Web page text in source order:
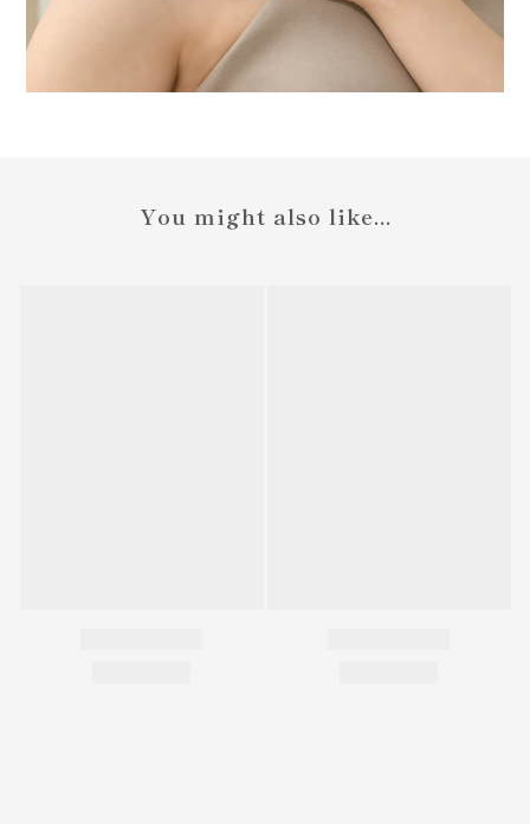
You might also like...